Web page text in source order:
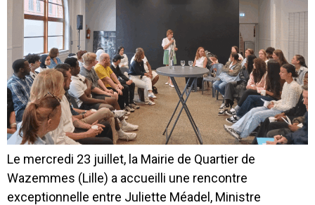
Le mercredi 23 juillet, la Mairie de Quartier de
Wazemmes (Lille) a accueilli une rencontre
exceptionnelle entre Juliette Méadel, Ministre